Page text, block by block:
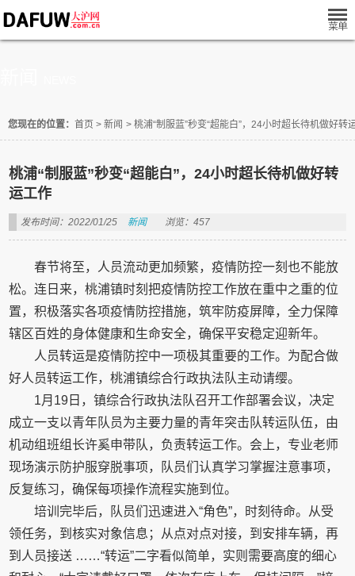
您现在的位置： 首页 > 新闻 > 桃浦“制服蓝”秒变“超能白”，24小时超长待机做好转
桃浦“制服蓝”秒变“超能白”，24小时超长待机做好转
运工作
发布时间：2022/01/25 新闻 浏览：457
春节将至，人员流动更加频繁，疫情防控一刻也不能放
松。连日来，桃浦镇时刻把疫情防控工作放在重中之重的位
置，积极落实各项疫情防控措施，筑牢防疫屏障，全力保障
辖区百姓的身体健康和生命安全，确保平安稳定迎新年。
人员转运是疫情防控中一项极其重要的工作。为配合做
好人员转运工作，桃浦镇综合行政执法队主动请缨。
1月19日，镇综合行政执法队召开工作部署会议，决定
成立一支以青年队员为主要力量的青年突击队转运队伍，由
机动组班组长许奚申带队，负责转运工作。会上，专业老师
现场演示防护服穿脱事项，队员们认真学习掌握注意事项，
反复练习，确保每项操作流程实施到位。
培训完毕后，队员们迅速进入“角色”，时刻待命。从受
领任务，到核实对象信息；从点对点对接，到安排车辆，再
到人员接送 ……“转运”二字看似简单，实则需要高度的细心